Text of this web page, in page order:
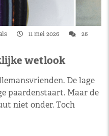
11 mei 2026
26
wetlook
De lage
paardenstaart. Maar de
niet onder. Toch